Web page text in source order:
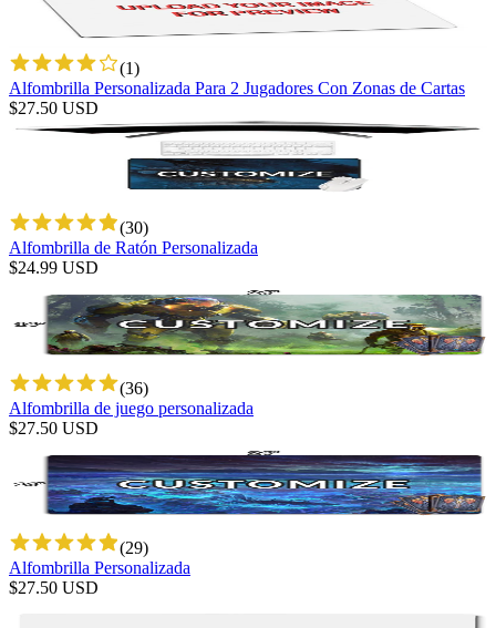
(1)
Alfombrilla Personalizada Para 2 Jugadores Con Zonas de Cartas
$27.50 USD
(30)
Alfombrilla de Ratón Personalizada
$24.99 USD
(36)
Alfombrilla de juego personalizada
$27.50 USD
(29)
Alfombrilla Personalizada
$27.50 USD